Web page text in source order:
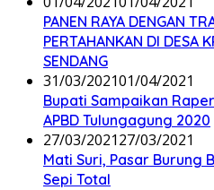
PANEN RAYA DENGAN
PERTAHANKAN DI DESA
SENDANG
31/03/202101/04/2021
Bupati Sampaikan
APBD Tulungagung 2020
27/03/202127/03/2021
Mati Suri, Pasar Burung
Sepi Total